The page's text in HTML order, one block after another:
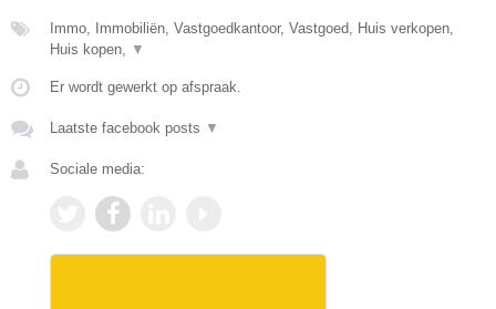
Immo, Immobiliën, Vastgoedkantoor, Vastgoed, Huis verkopen,
Huis kopen,
▼
Er wordt gewerkt op afspraak.
Laatste facebook posts ▼
Sociale media: